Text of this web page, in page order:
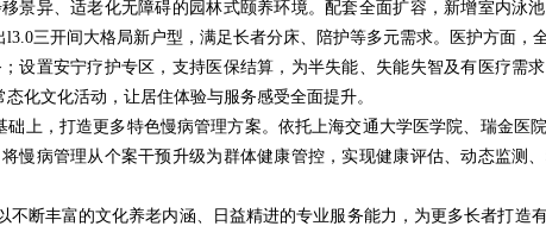
景异、适老化无障碍的园林式颐养环境。配套全面扩容，新增室内泳
三开间大格局新户型，满足长者分床、陪护等多元需求。医护方面，
设置安宁疗护专区，支持医保结算，为半失能、失能失智及有医疗需
化文化活动，让居住体验与服务感受全面提升。
上，打造更多特色慢病管理方案。依托上海交通大学医学院、瑞金医
慢病管理从个案干预升级为群体健康管控，实现健康评估、动态监测
断丰富的文化养老内涵、日益精进的专业服务能力，为更多长者打造